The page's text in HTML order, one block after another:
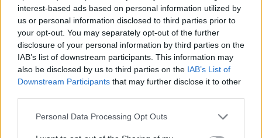
interest-based ads based on personal information utilized by
us or personal information disclosed to third parties prior to
your opt-out. You may separately opt-out of the further
disclosure of your personal information by third parties on the
IAB’s list of downstream participants. This information may
also be disclosed by us to third parties on the IAB’s List of
Downstream Participants that may further disclose it to other
Personal Data Processing Opt Outs